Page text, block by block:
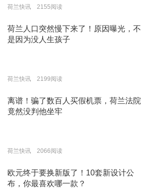
荷兰快讯 2155阅读
荷兰人口突然慢下来了！原因曝光，不
是因为没人生孩子
荷兰快讯 2199阅读
离谱！骗了数百人买假机票，荷兰法院
竟然没判他坐牢
荷兰快讯 2066阅读
欧元终于要换新版了！10套新设计公
布，你最喜欢哪一款？